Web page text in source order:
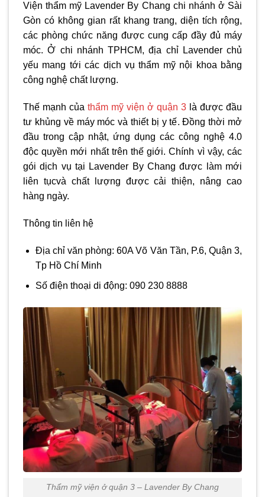
Viện thẩm mỹ Lavender By Chang chi nhánh ở Sài
Gòn có không gian rất khang trang, diện tích rộng,
các phòng chức năng được cung cấp đầy đủ máy
móc. Ở chi nhánh TPHCM, địa chỉ Lavender chủ
yếu mang tới các dịch vụ thẩm mỹ nội khoa bằng
công nghệ chất lượng.
Thế mạnh của thẩm mỹ viện ở quận 3 là được đầu
tư khủng về máy móc và thiết bị y tế. Đồng thời mở
đầu trong cập nhật, ứng dụng các công nghệ 4.0
độc quyền mới nhất trên thế giới. Chính vì vậy, các
gói dịch vụ tại Lavender By Chang được làm mới
liên tụcvà chất lượng được cải thiện, nâng cao
hàng ngày.
Thông tin liên hệ
Địa chỉ văn phòng: 60A Võ Văn Tần, P.6, Quận 3,
Tp Hồ Chí Minh
Số điện thoại di động: 090 230 8888
Thẩm mỹ viện ở quận 3 – Lavender By Chang